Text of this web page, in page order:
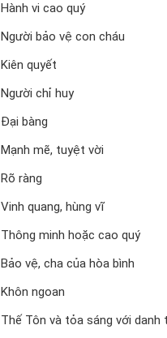
Hành vi cao quý
Người bảo vệ con cháu
Kiên quyết
Người chỉ huy
Đại bàng
Mạnh mẽ, tuyệt vời
Rõ ràng
Vinh quang, hùng vĩ
Thông minh hoặc cao quý
Bảo vệ, cha của hòa bình
Khôn ngoan
Thế Tôn và tỏa sáng với danh